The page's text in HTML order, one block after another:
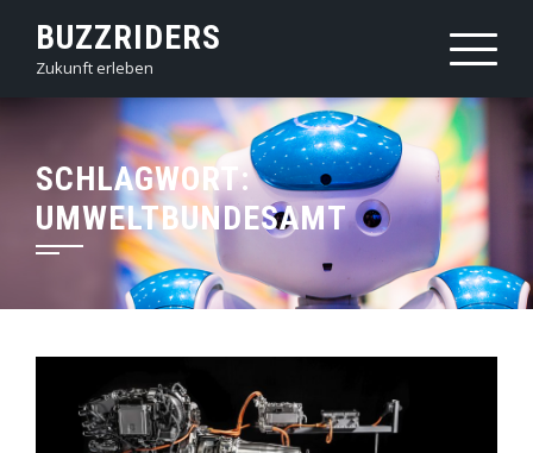
content
BUZZRIDERS
Zukunft erleben
SCHLAGWORT:
UMWELTBUNDESAMT